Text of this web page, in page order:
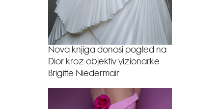
Nova knjiga donosi pogled na
Dior kroz objektiv vizionarke
Brigitte Niedermair